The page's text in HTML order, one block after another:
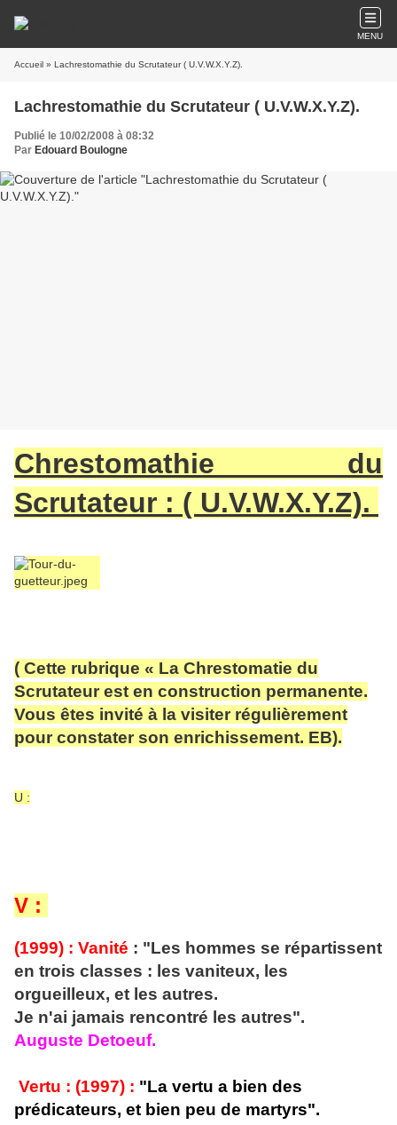
MENU
Accueil » Lachrestomathie du Scrutateur ( U.V.W.X.Y.Z).
Lachrestomathie du Scrutateur ( U.V.W.X.Y.Z).
Publié le 10/02/2008 à 08:32
Par Edouard Boulogne
Chrestomathie du
Scrutateur : ( U.V.W.X.Y.Z).
( Cette rubrique « La Chrestomatie du
Scrutateur est en construction permanente.
Vous êtes invité à la visiter régulièrement
pour constater son enrichissement. EB).
U :
V :
(1999) : Vanité : "Les hommes se répartissent
en trois classes : les vaniteux, les
orgueilleux, et les autres.
Je n'ai jamais rencontré les autres".
Auguste Detoeuf.
Vertu : (1997) : "La vertu a bien des
prédicateurs, et bien peu de martyrs".